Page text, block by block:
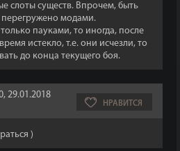
слоты существ. Впрочем, быть
модами.
пауками, то иногда, после
истекло, т.е. они исчезли, то
до конца текущего боя.
29.01.2018
НРАВИТСЯ
)